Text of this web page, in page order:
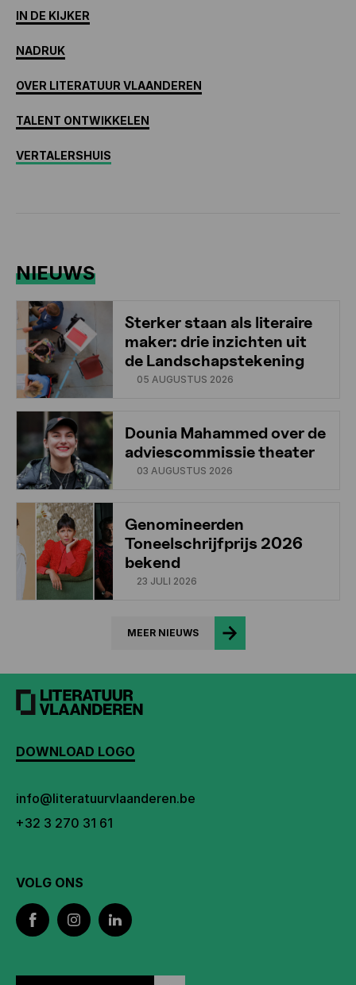
IN DE KIJKER
NADRUK
OVER LITERATUUR VLAANDEREN
TALENT ONTWIKKELEN
VERTALERSHUIS
NIEUWS
Sterker staan als literaire
maker: drie inzichten uit
de Landschapstekening
05 AUGUSTUS 2026
Dounia Mahammed over de
adviescommissie theater
03 AUGUSTUS 2026
Genomineerden
Toneelschrijfprijs 2026
bekend
23 JULI 2026
MEER NIEUWS
DOWNLOAD LOGO
info@literatuurvlaanderen.be
+32 3 270 31 61
VOLG ONS